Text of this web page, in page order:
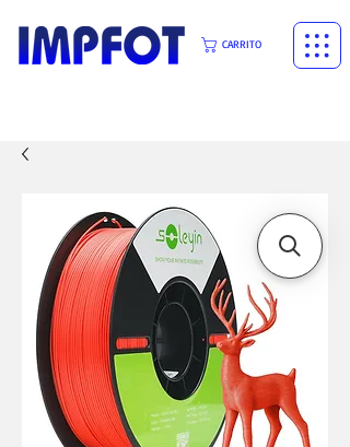
CARRITO